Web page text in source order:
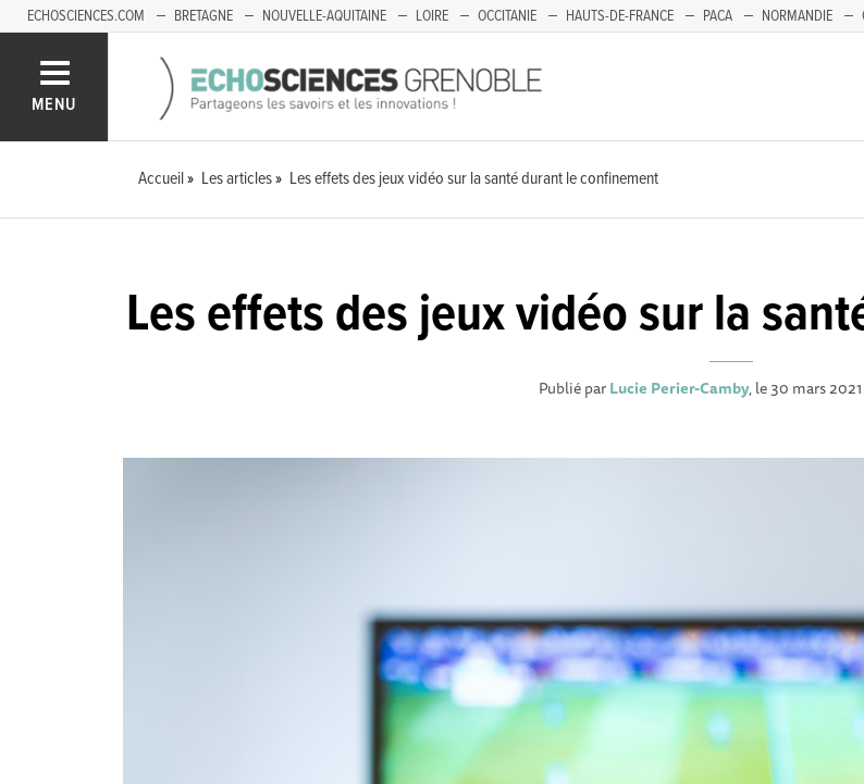
ECHOSCIENCES.COM BRETAGNE NOUVELLE-AQUITAINE LOIRE OCCITANIE HAUTS-DE-FRANCE PACA NORMANDIE
MENU
Accueil Les articles Les effets des jeux vidéo sur la santé durant le confinement
Les effets des jeux vidéo sur la
Publié parLucie Perier-Camby, le 30 mars 2021